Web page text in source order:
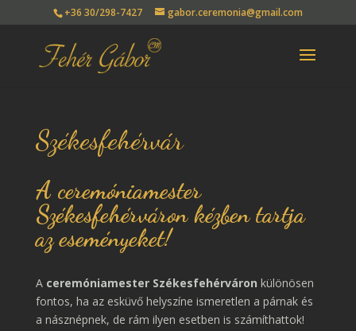
+36 30/298-7427 gabor.ceremonia@gmail.com
Székesfehérvár
A ceremóniamester
Székesfehérváron kézben tartja
az eseményeket!
A ceremóniamester Székesfehérváron különösen
fontos, ha az esküvő helyszíne ismeretlen a párnak és
a násznépnek, de rám ilyen esetben is számíthattok!